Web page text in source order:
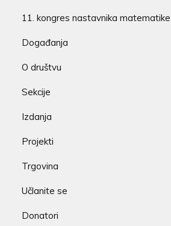
11. kongres nastavnika matematike
Događanja
O društvu
Sekcije
Izdanja
Projekti
Trgovina
Učlanite se
Donatori